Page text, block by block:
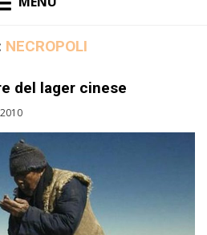
NECROPOLI
del lager cinese